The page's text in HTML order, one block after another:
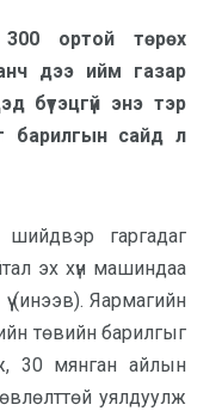
ортой төрөх
дээ ийм газар
бүтэцгүй энэ тэр
барилгын сайд л
гаргадаг
эх хүн машиндаа
(инээв). Яармагийн
төвийн барилгыг
30 мянган айлын
уялдуулж